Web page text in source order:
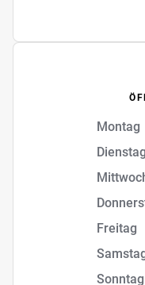
Montag
Dienstag
Freitag
Sonntag